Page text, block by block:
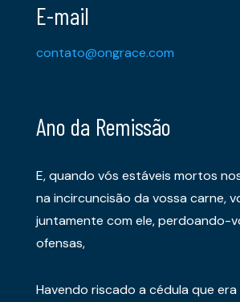
E-mail
contato@ongrace.com
Ano da Remissão
E, quando vós estáveis mortos
na incircuncisão da vossa carne,
juntamente com ele, perdoando-
ofensas,
Havendo riscado a cédula que